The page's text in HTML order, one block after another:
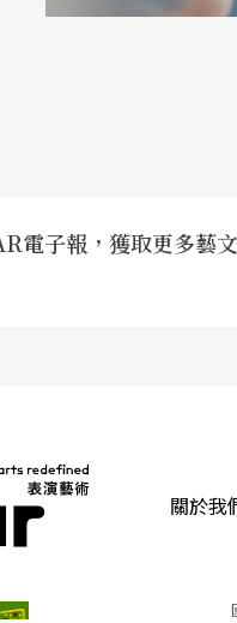
》，或是開陶淵明玩笑
連要演什麼角色都不
給演員聽，然後要他們
個方法脫胎自賴聲川
真正拿到劇本時，就
不見得適用於其他作品
電子報，獲取更多藝文
關於我